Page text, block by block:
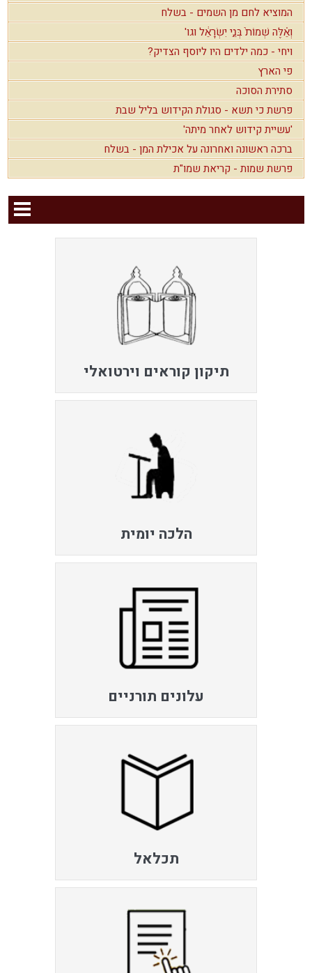
המוציא לחם מן השמים - בשלח
וְאֵ֗לֶּה שְׁמוֹת֙ בְּנֵ֣י יִשְׂרָאֵ֔ל וגו'
ויחי - כמה ילדים היו ליוסף הצדיק?
פי הארץ
סתירת הסוכה
פרשת כי תשא - סגולת הקידוש בליל שבת
'עשיית קידוש לאחר מיתה'
ברכה ראשונה ואחרונה על אכילת המן - בשלח
פרשת שמות - קריאת שמו"ת
תיקון קוראים וירטואלי
הלכה יומית
עלונים תורניים
תכלאל